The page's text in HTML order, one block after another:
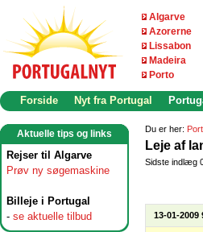
Algarve
Azorerne
Lissabon
Madeira
Porto
Forside Nyt fra Portugal
Aktuelle tips og links
Rejser til Algarve
Prøv ny søgemaskine
Billeje i Portugal
- se aktuelle tilbud
Du er her:
Leje af
Sidste indlæg
13-01-2009